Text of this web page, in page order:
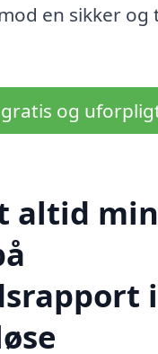
en sikker og
og
altid
i